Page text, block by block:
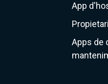
App
Apps de